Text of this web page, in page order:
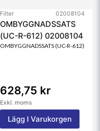
Filter 02008104
OMBYGGNADSSATS
(UC-R-612) 02008104
OMBYGGNADSSATS (UC-R-612)
628,75 kr
Exkl. moms
Lägg I Varukorgen